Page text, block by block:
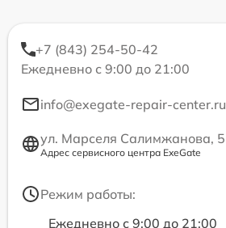
+7 (843) 254-50-42
Ежедневно с 9:00 до 21:00
info@exegate-repair-center.ru
ул. Марселя Салимжанова, 5
Адрес сервисного центра ExeGate
Режим работы:
Ежедневно с 9:00 до 21:00